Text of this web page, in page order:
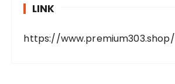
LINK
https://www.premium303.shop/